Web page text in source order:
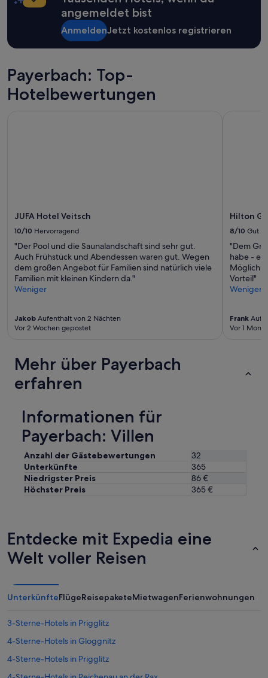
Bedingungen
angemeldet bist
AnmeldenJetzt kostenlos registrieren
Payerbach: Top-
Hotelbewertungen
JUFA Hotel Veitsch
10/10 Hervorragend
"Der Pool und die Saunalandschaft sind sehr gut.
Auch Frühstück und Abendessen waren gut. Wegen
dem großen Angebot für Familien sind natürlich viele
Familien mit kleinen Kindern da."
Weniger
Jakob Aufenthalt von 2 Nächten
Vor 2 Wochen gepostet
Hilton
8/10 Gut
"Dem
habe -
Vorteil"
Weniger
Frank
Vor 1
Mehr über Payerbach
erfahren
Informationen für
Payerbach: Villen
Anzahl der Gästebewertungen
32
Unterkünfte
365
Niedrigster Preis
86 €
Höchster Preis
365 €
Entdecke mit Expedia eine
Welt voller Reisen
UnterkünfteFlügeReisepaketeMietwagenFerienwohnungen
3-Sterne-Hotels in Prigglitz
4-Sterne-Hotels in Gloggnitz
4-Sterne-Hotels in Prigglitz